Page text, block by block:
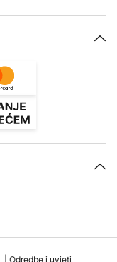
Odredbe i uvjeti